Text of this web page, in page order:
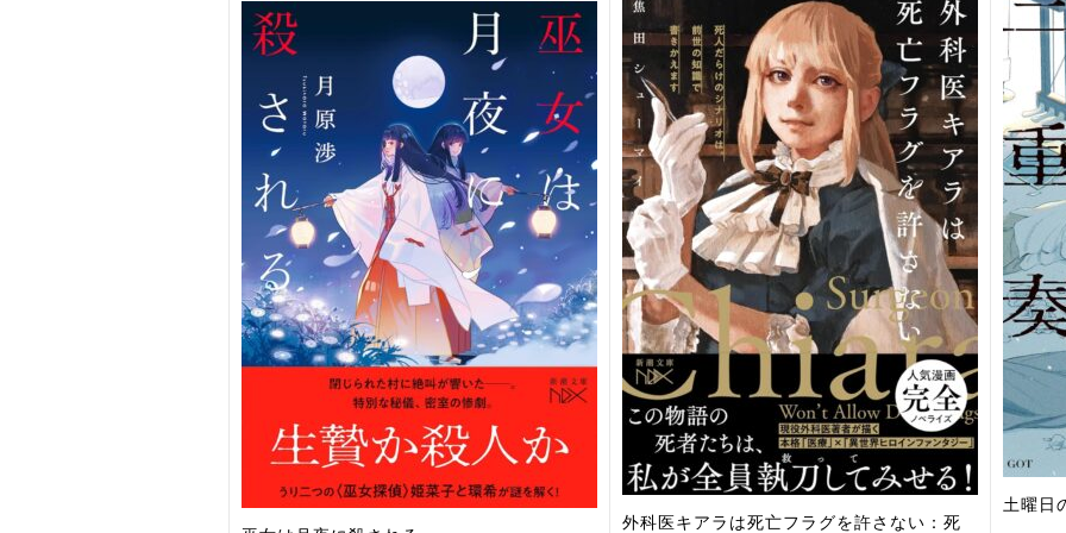
外科医キアラは死亡フラグを許さない：死
土曜日